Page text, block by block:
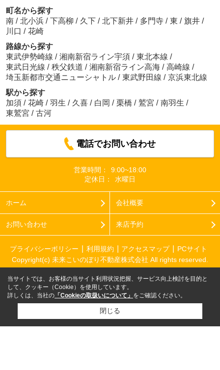
町名から探す
南 / 北小浜 / 下高柳 / 久下 / 北下新井 / 多門寺 / 東 / 旗井 /
川口 / 花崎
路線から探す
東武伊勢崎線 / 湘南新宿ライン宇須 / 東北本線 /
東武日光線 / 秩父鉄道 / 湘南新宿ライン高海 / 高崎線 /
埼玉新都市交通ニューシャトル / 東武野田線 / 京浜東北線
駅から探す
加須 / 花崎 / 羽生 / 久喜 / 白岡 / 栗橋 / 鷲宮 / 南羽生 /
東鷲宮 / 古河
電話でお問い合わせ
営業時間：
9:00~18:00
定休日：
水曜日
ホーム 会社概要
お問い合わせ 来店予約
プライバシーポリシー 利用規約 アクセスマップ
PCサイト
Copyright(c) 未来こいのぼり不動産株式会社 All rights reserved.
当サイトでは、お客様の当サイト利用状況把握、サービス向上検討を目的と
して、クッキー（Cookie）を使用しています。
詳しくは、当社の 「Cookieの取扱いについて」 をご確認ください。
閉じる